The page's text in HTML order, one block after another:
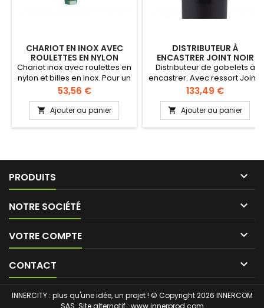
CHARIOT EN INOX AVEC
ROULETTES EN NYLON
Chariot inox avec roulettes en
nylon et billes en inox. Pour un
usage standard
Prix
53,56 €
 Ajouter au panier
DISTRIBUTEUR À
ENCASTRER JOINT NOIR
POUR GOBELET DIAMÈTRE
73-121 MM
Distributeur de gobelets à
encastrer. Avec ressort Joints
synthétiques pour avoir le
bon diamètre de gobelet.
Avec 4 joints différents pour
une distribution parfaite.
Montage et nettoyage facile.
Prix
133,49 €
 Ajouter au panier
PRODUITS 
NOTRE SOCIÉTÉ 
VOTRE COMPTE 
CONTACT 
INNERCITY : plus qu'une idée, un projet ! © Copyright 2026 INNERCOM